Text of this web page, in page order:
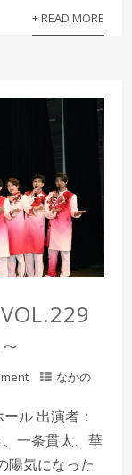
+ READ MORE
なかの
ル 出演者：
一条貫太、華
陽気になった